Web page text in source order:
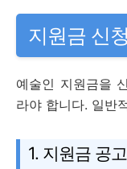
지원금 신
예술인 지원금을
라야 합니다. 일반
1. 지원금 공